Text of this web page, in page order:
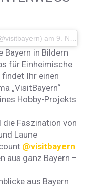
am 9. Nov 2017 um 9:14 Uhr
Bayern in Bildern
für Einheimische
Ihr einen
„VisitBayern“
Hobby-Projekts
Faszination von
Laune
@visitbayern
aus ganz Bayern –
aus Bayern